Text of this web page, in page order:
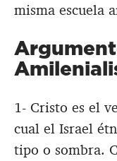
misma escuela
1- Cristo es el
cual el Israel
tipo o sombra.